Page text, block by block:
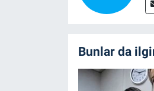
Bunlar da